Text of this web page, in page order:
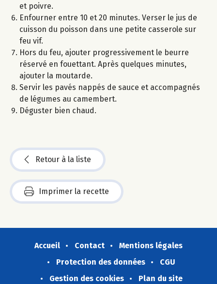
et poivre.
Enfourner entre 10 et 20 minutes. Verser le jus de
cuisson du poisson dans une petite casserole sur
feu vif.
Hors du feu, ajouter progressivement le beurre
réservé en fouettant. Après quelques minutes,
ajouter la moutarde.
Servir les pavés nappés de sauce et accompagnés
de légumes au camembert.
Déguster bien chaud.
Retour à la liste
Imprimer la recette
Accueil Contact
Mentions légales
Protection des données
CGU
Gestion des cookies
Plan du site